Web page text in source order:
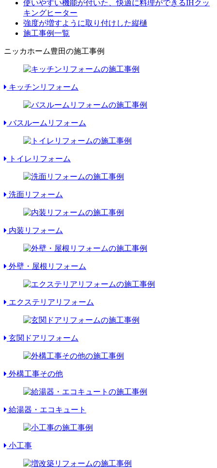
使いやすい機能が付いた、快適に料理ができるIHクッ
キングヒーター
強度が増すように取り付けした縦樋
施工事例一覧
ニッカホーム豊田の施工事例
キッチンリフォーム
バスルームリフォーム
トイレリフォーム
洗面リフォーム
内装リフォーム
外壁・屋根リフォーム
エクステリアリフォーム
玄関ドアリフォーム
外構工事その他
給湯器・エコキュート
小工事